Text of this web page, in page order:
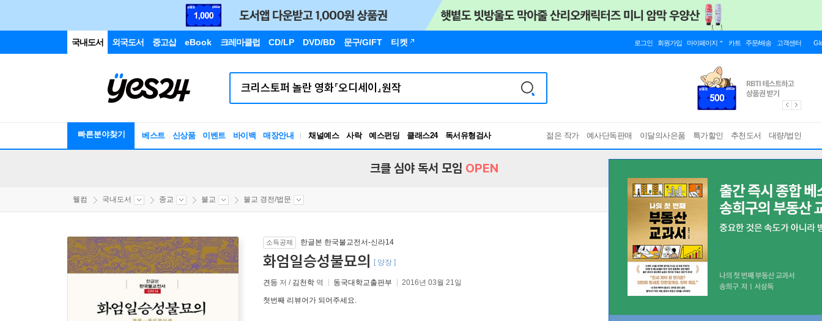
국내도서 외국도서 중고샵 eBook 크레마클럽 CD/LP DVD/BD 문구/GIFT 티켓 로그인 회원가입 마이페이지 카트 주문/배송 고객센터
빠른분야찾기 베스트 신상품 이벤트 바이백 매장안내 채널예스 사락 예스펀딩 클래스24
독서유형검사
RBTI Lab
젊은 작가 예사단독판매 이달의사은품 특가할인 추천도서 대량/법인
크클 심야 독서 모임 OPEN
웰컴 국내도서 종교 불교 불교 경전/법문
소득공제 한글본 한국불교전서-신라14
화엄일승성불묘의 [ 양장 ]
견등 저 / 김천학 역 동국대학교출판부 2016년 03월 21일
첫번째 리뷰어가 되어주세요.